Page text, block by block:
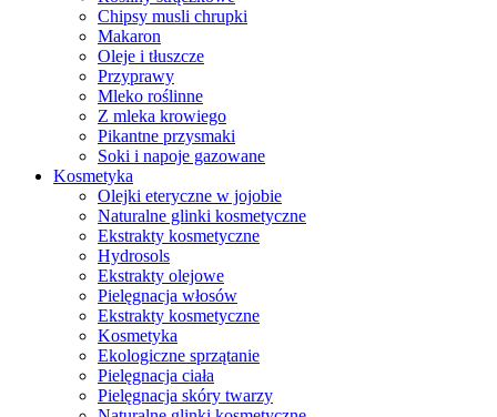
Chipsy musli chrupki
Makaron
Oleje i tłuszcze
Przyprawy
Mleko roślinne
Z mleka krowiego
Pikantne przysmaki
Soki i napoje gazowane
Kosmetyka
Olejki eteryczne w jojobie
Naturalne glinki kosmetyczne
Ekstrakty kosmetyczne
Hydrosols
Ekstrakty olejowe
Pielęgnacja włosów
Ekstrakty kosmetyczne
Kosmetyka
Ekologiczne sprzątanie
Pielęgnacja ciała
Pielęgnacja skóry twarzy